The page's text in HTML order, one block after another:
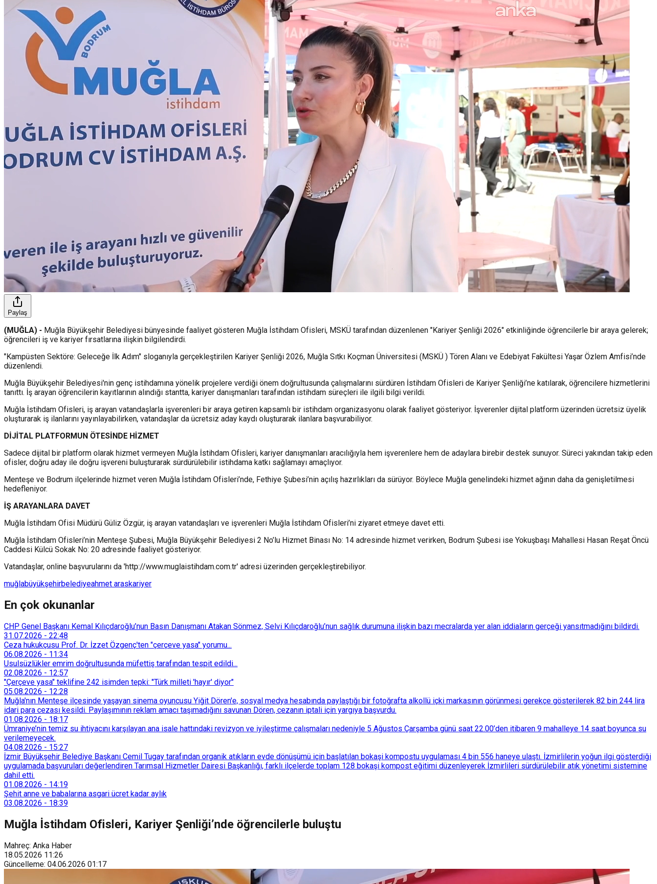
Paylaş
(MUĞLA) - Muğla Büyükşehir Belediyesi bünyesinde faaliyet gösteren Muğla İstihdam Ofisleri, MSKÜ tarafından düzenlenen "Kariyer Şenliği 2026" etkinliğinde öğrencilerle bir araya gelerek;
öğrencileri iş ve kariyer fırsatlarına ilişkin bilgilendirdi.
"Kampüsten Sektöre: Geleceğe İlk Adım" sloganıyla gerçekleştirilen Kariyer Şenliği 2026, Muğla Sıtkı Koçman Üniversitesi (MSKÜ ) Tören Alanı ve Edebiyat Fakültesi Yaşar Özlem Amfisi’nde
düzenlendi.
Muğla Büyükşehir Belediyesi'nin genç istihdamına yönelik projelere verdiği önem doğrultusunda çalışmalarını sürdüren İstihdam Ofisleri de Kariyer Şenliği’ne katılarak, öğrencilere hizmetlerini
tanıttı. İş arayan öğrencilerin kayıtlarının alındığı stantta, kariyer danışmanları tarafından istihdam süreçleri ile ilgili bilgi verildi.
Muğla İstihdam Ofisleri, iş arayan vatandaşlarla işverenleri bir araya getiren kapsamlı bir istihdam organizasyonu olarak faaliyet gösteriyor. İşverenler dijital platform üzerinden ücretsiz üyelik
oluşturarak iş ilanlarını yayınlayabilirken, vatandaşlar da ücretsiz aday kaydı oluşturarak ilanlara başvurabiliyor.
DİJİTAL PLATFORMUN ÖTESİNDE HİZMET
Sadece dijital bir platform olarak hizmet vermeyen Muğla İstihdam Ofisleri, kariyer danışmanları aracılığıyla hem işverenlere hem de adaylara birebir destek sunuyor. Süreci yakından takip eden
ofisler, doğru aday ile doğru işvereni buluşturarak sürdürülebilir istihdama katkı sağlamayı amaçlıyor.
Menteşe ve Bodrum ilçelerinde hizmet veren Muğla İstihdam Ofisleri’nde, Fethiye Şubesi’nin açılış hazırlıkları da sürüyor. Böylece Muğla genelindeki hizmet ağının daha da genişletilmesi
hedefleniyor.
İŞ ARAYANLARA DAVET
Muğla İstihdam Ofisi Müdürü Güliz Özgür, iş arayan vatandaşları ve işverenleri Muğla İstihdam Ofisleri’ni ziyaret etmeye davet etti.
Muğla İstihdam Ofisleri’nin Menteşe Şubesi, Muğla Büyükşehir Belediyesi 2 No’lu Hizmet Binası No: 14 adresinde hizmet verirken, Bodrum Şubesi ise Yokuşbaşı Mahallesi Hasan Reşat Öncü
Caddesi Külcü Sokak No: 20 adresinde faaliyet gösteriyor.
Vatandaşlar, online başvurularını da 'http://www.muglaistihdam.com.tr' adresi üzerinden gerçekleştirebiliyor.
muğlabüyükşehirbelediyeahmet araskariyer
En çok okunanlar
CHP Genel Başkanı Kemal Kılıçdaroğlu’nun Basın Danışmanı Atakan Sönmez, Selvi Kılıçdaroğlu’nun sağlık durumuna ilişkin bazı mecralarda yer alan iddiaların gerçeği yansıtmadığını bildirdi.
31.07.2026 - 22:48
Ceza hukukçusu Prof. Dr. İzzet Özgenç'ten "çerçeve yasa" yorumu...
06.08.2026 - 11:34
Usulsüzlükler emrim doğrultusunda müfettiş tarafından tespit edildi...
02.08.2026 - 12:57
"Çerçeve yasa" teklifine 242 isimden tepki: "Türk milleti 'hayır' diyor"
05.08.2026 - 12:28
Muğla'nın Menteşe ilçesinde yaşayan sinema oyuncusu Yiğit Dören'e, sosyal medya hesabında paylaştığı bir fotoğrafta alkollü içki markasının görünmesi gerekçe gösterilerek 82 bin 244 lira
idari para cezası kesildi. Paylaşımının reklam amacı taşımadığını savunan Dören, cezanın iptali için yargıya başvurdu.
01.08.2026 - 18:17
Ümraniye’nin temiz su ihtiyacını karşılayan ana isale hattındaki revizyon ve iyileştirme çalışmaları nedeniyle 5 Ağustos Çarşamba günü saat 22.00’den itibaren 9 mahalleye 14 saat boyunca su
verilemeyecek.
04.08.2026 - 15:27
İzmir Büyükşehir Belediye Başkanı Cemil Tugay tarafından organik atıkların evde dönüşümü için başlatılan bokaşi kompostu uygulaması 4 bin 556 haneye ulaştı. İzmirlilerin yoğun ilgi gösterdiği
uygulamada başvuruları değerlendiren Tarımsal Hizmetler Dairesi Başkanlığı, farklı ilçelerde toplam 128 bokaşi kompost eğitimi düzenleyerek İzmirlileri sürdürülebilir atık yönetimi sistemine
dahil etti.
01.08.2026 - 14:19
Şehit anne ve babalarına asgari ücret kadar aylık
03.08.2026 - 18:39
Muğla İstihdam Ofisleri, Kariyer Şenliği’nde öğrencilerle buluştu
Mahreç: Anka Haber
18.05.2026 11:26
Güncelleme: 04.06.2026 01:17